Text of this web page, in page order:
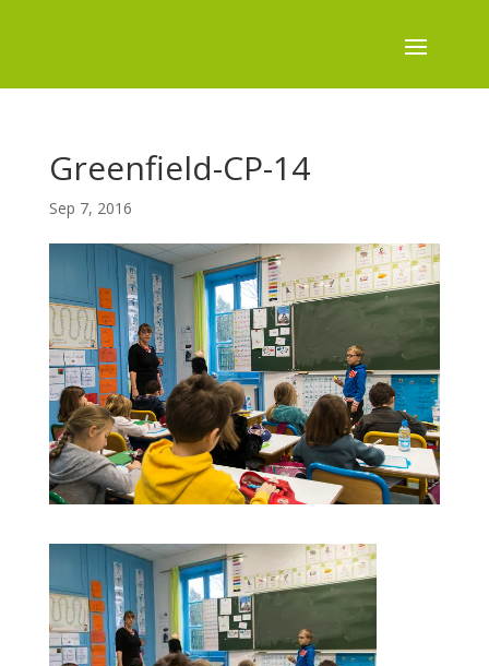
Greenfield-CP-14
Sep 7, 2016